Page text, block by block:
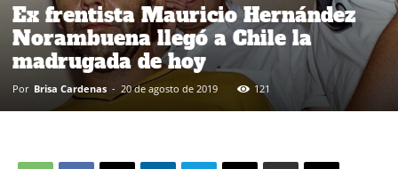
Ex frentista Mauricio Hernández
Norambuena llegó a Chile la
madrugada de hoy
Por Brisa Cardenas - 20 de agosto de 2019 121